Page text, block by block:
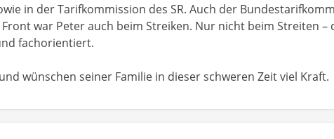
in der Tarifkommission des SR. Auch der
war Peter auch beim Streiken. Nur nicht beim Streiten –
fachorientiert.
wünschen seiner Familie in dieser schweren Zeit viel Kraft.